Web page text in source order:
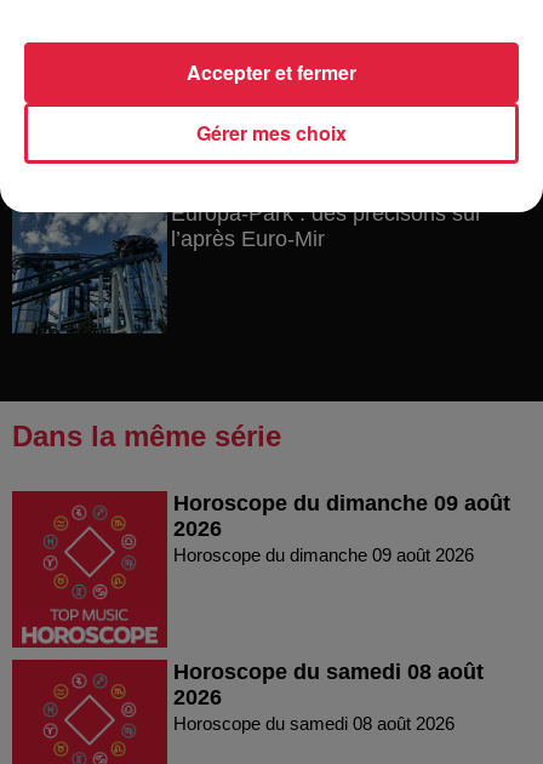
pape à Metz en septembre
Europa-Park : des précisons sur
l’après Euro-Mir
Dans la même série
Horoscope du dimanche 09 août
2026
Horoscope du dimanche 09 août 2026
Horoscope du samedi 08 août
2026
Horoscope du samedi 08 août 2026
Gérer mes choix
Accepter et fermer